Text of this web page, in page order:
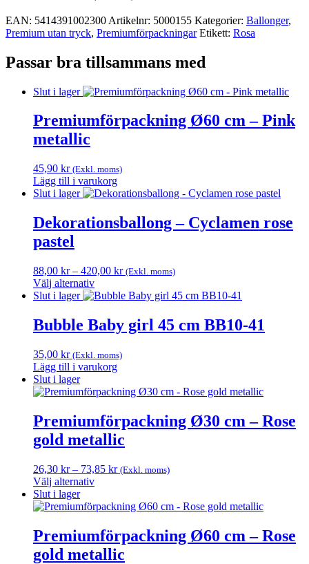
EAN: 5414391002300 Artikelnr: 5000155 Kategorier: Ballonger,
Premium utan tryck, Premium­förpackningar Etikett: Rosa
Passar bra tillsammans med
Slut i lager
Premiumförpackning Ø60 cm – Pink
metallic
45,90 kr (Exkl. moms)
Lägg till i varukorg
Slut i lager
Dekorationsballong – Cyclamen rose
pastel
88,00 kr – 420,00 krPrisintervall:
till
(Exkl. moms)
Välj alternativ
Den
produkten
har
varianter.
De
olika
alternativen
väljas
på
produktsidan
Slut i lager
Bubble Baby girl 45 cm BB10-41
35,00 kr (Exkl. moms)
Lägg till i varukorg
Slut i lager
Premiumförpackning Ø30 cm – Rose
gold metallic
26,30 kr – 73,85 krPrisintervall:
73,85 kr
(Exkl. moms)
Välj alternativ
Den
här
har
flera
varianter.
Slut i lager
Premiumförpackning Ø60 cm – Rose
gold metallic